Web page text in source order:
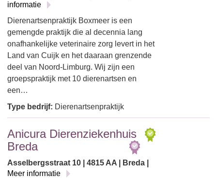
informatie
Dierenartsenpraktijk Boxmeer is een
gemengde praktijk die al decennia lang
onafhankelijke veterinaire zorg levert in het
Land van Cuijk en het daaraan grenzende
deel van Noord-Limburg. Wij zijn een
groepspraktijk met 10 dierenartsen en
een…
Type bedrijf: Dierenartsenpraktijk
Anicura Dierenziekenhuis
Breda
Asselbergsstraat 10 | 4815 AA | Breda |
Meer informatie